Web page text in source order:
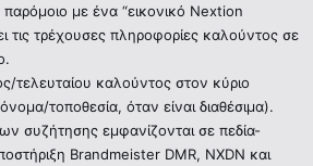
με ένα “εικονικό Nextion
τις τρέχουσες πληροφορίες καλούντος σε
τελευταίου καλούντος στον κύριο
τοποθεσία, όταν είναι διαθέσιμα).
συζήτησης εμφανίζονται σε πεδία-
Brandmeister DMR, NXDN και